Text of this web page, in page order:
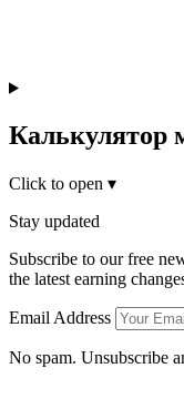
Калькулятор
Click to open ▾
Stay updated
Subscribe to our free
the latest earning
Email Address
No spam. Unsubscribe